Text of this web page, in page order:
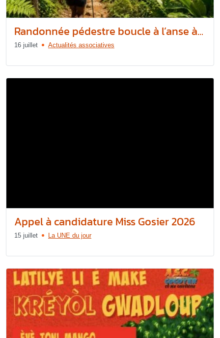
Randonnée pédestre boucle à l’anse à...
16 juillet Actualités associatives
Appel à candidature Miss Gosier 2026
15 juillet La UNE du jour